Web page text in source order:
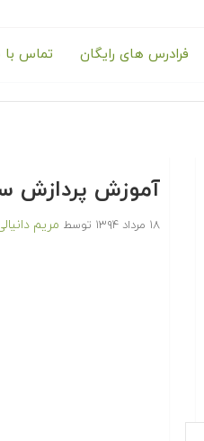
فرادرس های رایگان تماس با
آموزش پردازش
۱۸ مرداد ۱۳۹۴ توسط مریم